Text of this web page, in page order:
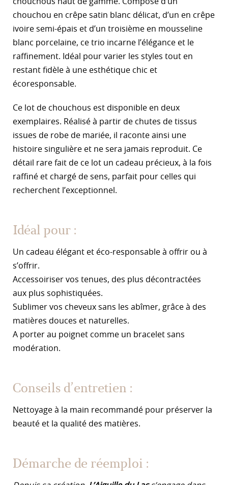
chouchou en crêpe satin blanc délicat, d’un en crêpe
ivoire semi-épais et d’un troisième en mousseline
blanc porcelaine, ce trio incarne l’élégance et le
raffinement. Idéal pour varier les styles tout en
restant fidèle à une esthétique chic et
écoresponsable.
Ce lot de chouchous est disponible en deux
exemplaires. Réalisé à partir de chutes de tissus
issues de robe de mariée, il raconte ainsi une
histoire singulière et ne sera jamais reproduit. Ce
détail rare fait de ce lot un cadeau précieux, à la fois
raffiné et chargé de sens, parfait pour celles qui
recherchent l’exceptionnel.
Idéal pour :
Un cadeau élégant et éco-responsable à offrir ou à
s’offrir.
Accessoiriser vos tenues, des plus décontractées
aux plus sophistiquées.
Sublimer vos cheveux sans les abîmer, grâce à des
matières douces et naturelles.
A porter au poignet comme un bracelet sans
modération.
Conseils d’entretien :
Nettoyage à la main recommandé pour préserver la
beauté et la qualité des matières.
Démarche de réemploi :